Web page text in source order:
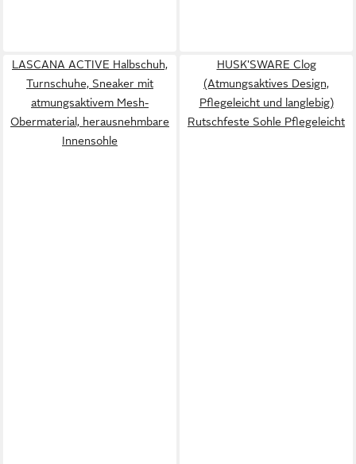
LASCANA ACTIVE Halbschuh,
Turnschuhe, Sneaker mit
atmungsaktivem Mesh-
Obermaterial, herausnehmbare
Innensohle
HUSK'SWARE Clog
(Atmungsaktives Design,
Pflegeleicht und langlebig)
Rutschfeste Sohle Pflegeleicht